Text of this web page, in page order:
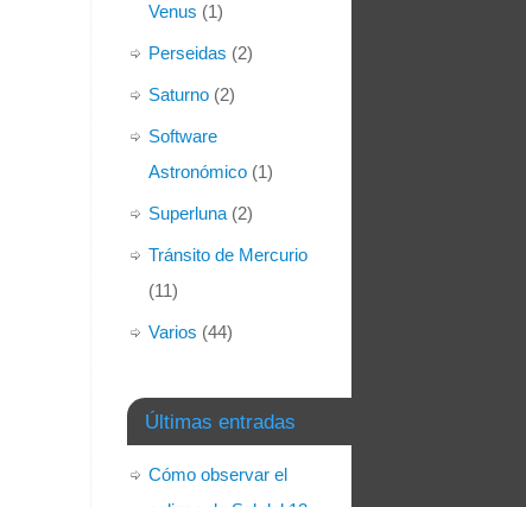
Venus (1)
Perseidas (2)
Saturno (2)
Software
Astronómico (1)
Superluna (2)
Tránsito de Mercurio
(11)
Varios (44)
Últimas entradas
Cómo observar el